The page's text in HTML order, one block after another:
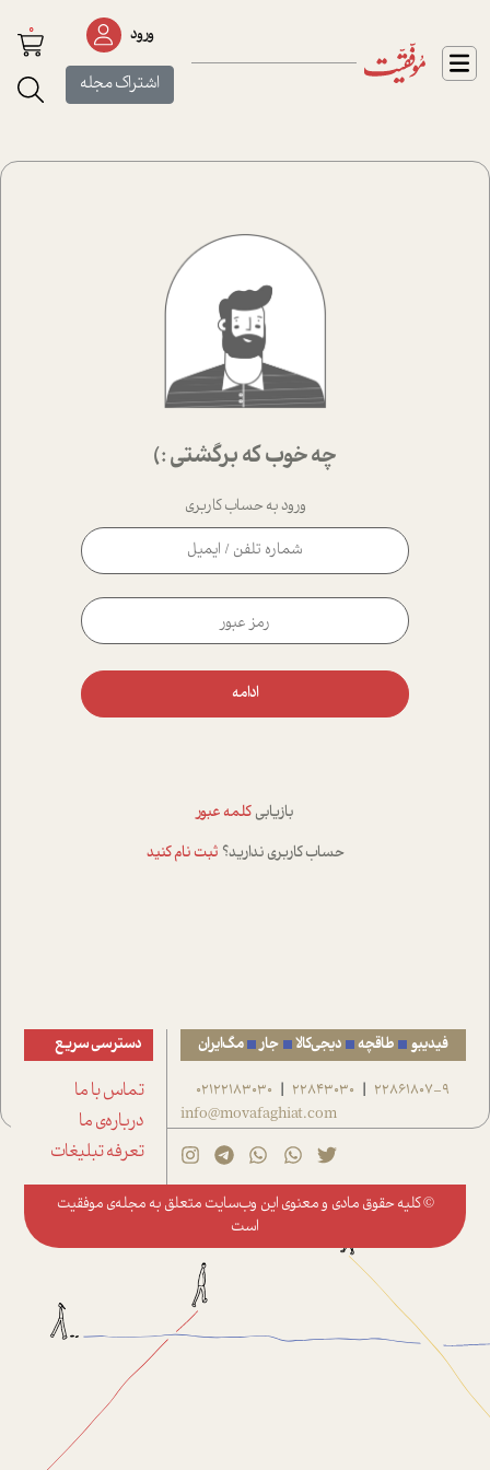
ورود
اشتراک مجله
0
چه خوب که برگشتی :)
ورود به حساب کاربری
ادامه
بازیابی کلمه عبور
حساب کاربری ندارید؟ ثبت نام کنید
فیدیبو طاقچه دیجی‌کالا جار مگ‌ایران
22861807-9
|
22843030
|
02122183030
info@movafaghiat.com
دسترسی سریع
تماس با ما
درباره‌ی ما
تعرفه تبلیغات
© کلیه حقوق مادی و معنوی این وب‌سایت متعلق به مجله‌ی موفقیت
است